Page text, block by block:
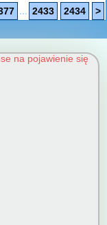
... 2433 2434 >
na pojawienie się